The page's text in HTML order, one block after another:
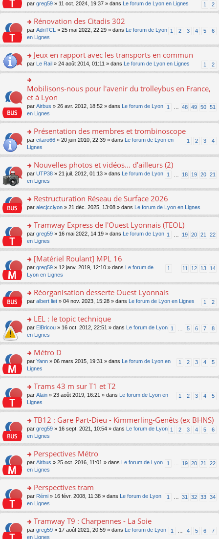
ult
er
le
m
e
s
a
g
e
n
o
n
le
u
s
ré
c
e
1 2
par greg59 » 11 oct. 2024, 19:37 » dans Le forum de Lyon en Lignes
o
n
s
er
le
m
e
s
s
g
o
n
lu
le
u
s
ré
c
e
nt
Rénovation des Citadis 302
1 2 3 4 5 6
par AdriTCL » 25 mai 2022, 22:29 » dans
Le forum de Lyon
en Lignes
o
n
s
ult
er
le
m
e
s
s
g
o
n
lu
le
u
s
ré
c
e
nt
Jeux en rapport avec les transports en commun
1 2
par Le Rail » 24 août 2014, 01:11 » dans Le forum de Lyon en Lignes
o
n
ult
le
m
e
s
s
g
e
n
o
n
lu
u
s
ré
c
e
Mobilisons-nous pour l'avenir du trolleybus en France,
et à Lyon
1 48 49 50 51
par Airbus » 26 avr. 2012, 18:52 » dans
Le forum de Lyon
en Lignes
o
s
er
le
m
e
s
s
e
n
o
n
lu
pl
ré
c
e
Présentation des membres et trombinoscope
1 2 3 4
par citaro66 » 20 juin 2010, 22:39 » dans
Le forum de Lyon en
Lignes
o
n
s
er
le
m
e
s
s
e
n
o
n
lu
pl
s
ré
c
e
Nouvelles photos et vidéos... d'ailleurs (2)
1 18 19 20 21
par UTP38 » 21 juil. 2012, 01:13 » dans
Le forum de Lyon
en Lignes
o
n
ult
er
le
m
e
s
s
e
n
o
n
le
s
ré
e
Restructuration Réseau de Surface 2026
par alecjcclyon » 21 déc. 2025, 13:08 » dans Le forum de Lyon en Lignes
o
n
s
er
le
m
e
s
s
e
n
o
n
lu
pl
ré
c
nt
Tramway Express de l'Ouest Lyonnais (TEOL)
1 19 20 21 22
par greg59 » 16 mai 2022, 14:19 » dans
Le forum de Lyon
en Lignes
o
s
er
le
m
e
s
s
e
n
o
n
lu
pl
ré
c
e
nt
[Matériel Roulant] MPL 16
1 11 12 13 14
par greg59 » 12 janv. 2019, 12:10 » dans
Le forum de
Lyon en Lignes
o
n
ult
er
le
m
e
s
s
e
n
o
n
lu
pl
ré
c
e
nt
Réorganisation desserte Ouest Lyonnais
1 2
par albert liet » 04 nov. 2023, 15:28 » dans Le forum de Lyon en Lignes
o
n
s
er
le
m
e
s
s
a
n
o
n
lu
le
u
c
e
nt
LEL : le topic technique
1 5 6 7 8
par ElBricou » 16 oct. 2012, 22:51 » dans
Le forum de Lyon
en Lignes
o
s
er
le
m
e
s
s
a
n
o
n
lu
le
u
c
e
nt
Métro D
1 2 3 4 5
par Yann » 06 mars 2015, 19:31 » dans
Le forum de Lyon en
Lignes
o
s
er
le
m
e
s
s
a
n
o
n
lu
le
u
Trams 43 m sur T1 et T2
1 2 3 4 5
par Alain » 23 août 2019, 16:21 » dans
Le forum de Lyon en
Lignes
o
n
s
er
le
m
e
s
s
a
n
o
TB12 : Gare Part-Dieu - Kimmerling-Genêts (ex BHNS)
1 2 3 4 5 6
par greg59 » 16 sept. 2021, 10:54 » dans
Le forum de Lyon
en Lignes
o
n
s
er
le
m
e
s
s
a
Perspectives Métro
1 19 20 21 22
par Airbus » 25 oct. 2016, 11:01 » dans
Le forum de Lyon
en Lignes
o
n
s
er
le
Perspectives tram
1 31 32 33 34
par Rémi » 16 févr. 2008, 11:38 » dans
Le forum de Lyon
en Lignes
o
n
Tramway T9 : Charpennes - La Soie
1 4 5 6 7
par greg59 » 17 août 2021, 20:59 » dans
Le forum de Lyon
en Lignes